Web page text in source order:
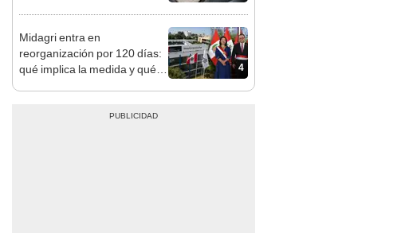
4
Midagri entra en
reorganización por 120 días:
qué implica la medida y qué